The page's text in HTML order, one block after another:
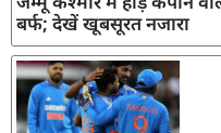
बर्फ; देखें खूबसूरत नजारा